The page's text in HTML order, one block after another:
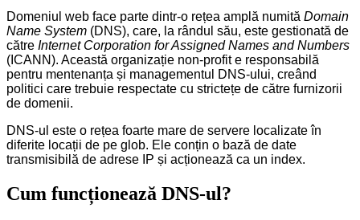
Domeniul web face parte dintr-o rețea amplă numită Domain
Name System (DNS), care, la rândul său, este gestionată de
către Internet Corporation for Assigned Names and Numbers
(ICANN). Această organizație non-profit e responsabilă
pentru mentenanța și managementul DNS-ului, creând
politici care trebuie respectate cu strictețe de către furnizorii
de domenii.
DNS-ul este o rețea foarte mare de servere localizate în
diferite locații de pe glob. Ele conțin o bază de date
transmisibilă de adrese IP și acționează ca un index.
Cum funcționează DNS-ul?